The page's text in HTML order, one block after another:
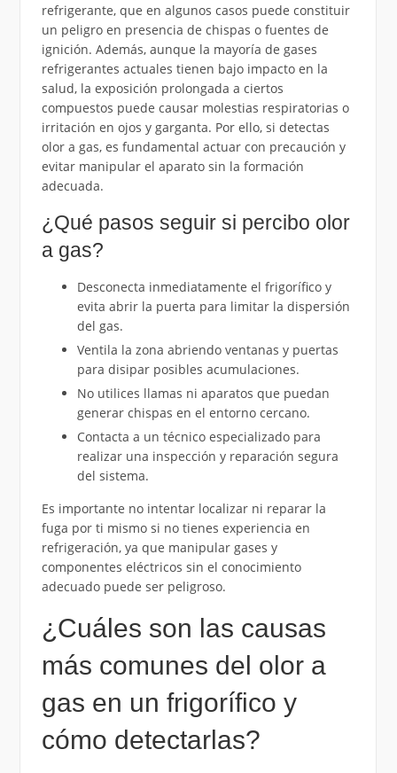
refrigerante, que en algunos casos puede constituir
un peligro en presencia de chispas o fuentes de
ignición. Además, aunque la mayoría de gases
refrigerantes actuales tienen bajo impacto en la
salud, la exposición prolongada a ciertos
compuestos puede causar molestias respiratorias o
irritación en ojos y garganta. Por ello, si detectas
olor a gas, es fundamental actuar con precaución y
evitar manipular el aparato sin la formación
adecuada.
¿Qué pasos seguir si percibo olor
a gas?
Desconecta inmediatamente el frigorífico y
evita abrir la puerta para limitar la dispersión
del gas.
Ventila la zona abriendo ventanas y puertas
para disipar posibles acumulaciones.
No utilices llamas ni aparatos que puedan
generar chispas en el entorno cercano.
Contacta a un técnico especializado para
realizar una inspección y reparación segura
del sistema.
Es importante no intentar localizar ni reparar la
fuga por ti mismo si no tienes experiencia en
refrigeración, ya que manipular gases y
componentes eléctricos sin el conocimiento
adecuado puede ser peligroso.
¿Cuáles son las causas
más comunes del olor a
gas en un frigorífico y
cómo detectarlas?